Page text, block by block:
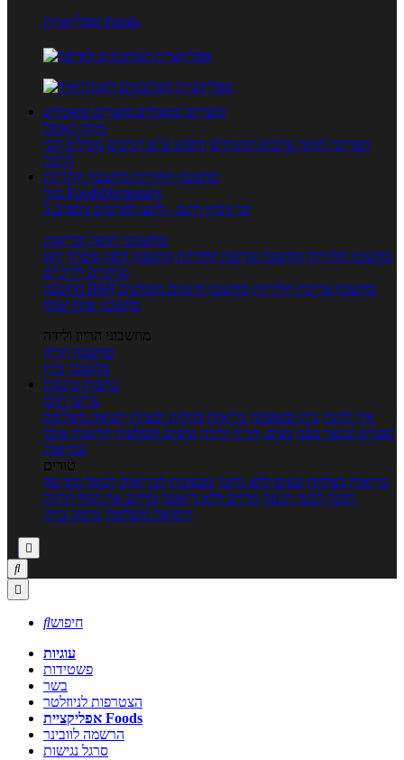
אפליקציית Foods
מוצרים ומאכלים מוצרים ומאכלים
מילון האוכל
תפריטי תזונה ערכים תזונתיים חיפוש ע"פ רכיבים מכילים הכי
הרבה
מחשבון קלוריות מחשבון קלוריות
מנוי FoodsDictionary
5 ימי ניסיון חינם - לחצו לפרטים נוספים
מחשבוני תזונה ובריאות
מחשבון קלוריות מחשבון שריפת קלוריות מחשבון דופק מטרה יחס
מותניים לירכיים
מחשבון BMI
מחשבון צריכת קלוריות מחשבון מינונים מומלצים
מחשבון אחוז שומן
מחשבוני הריון ולידה
מחשבון הריון
מחשבון ביוץ
כתבות כתבות
ערוצי תוכן
איך להכין בית ומשפחה בריאות מחלות ובעיות רפואה משלימה
ספורט וכושר גופני נשים, הריון ולידה טיפים והמלצות חדשות אוכל
ובריאות
טורים
בריאות בצלחת טעים ללא גלוטן טבעונות לבריאות לבשל כמו שף
תזונה לבטן רגועה מרזים ללא דיאטה מזיזים את הגוף הרזיה
ורפואה משלימה גורמה ביתי



חיפוש
עוגיות
פשטידות
בשר
הצטרפות לניוזלטר
אפליקציית Foods
הרשמה לוובינר
סרגל נגישות